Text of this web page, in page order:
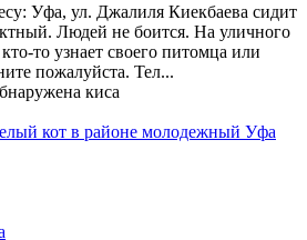
Уфа, ул. Джалиля Киекбаева сидит
Людей не боится. На уличного
то узнает своего питомца или
пожалуйста. Тел...
киса
кот в районе молодежный Уфа